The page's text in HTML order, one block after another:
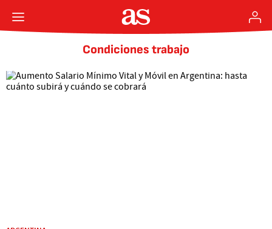
Condiciones trabajo